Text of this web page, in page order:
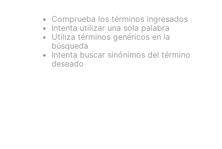
Comprueba los términos ingresados
Intenta utilizar una sola palabra
Utiliza términos genéricos en la
búsqueda
Intenta buscar sinónimos del término
deseado